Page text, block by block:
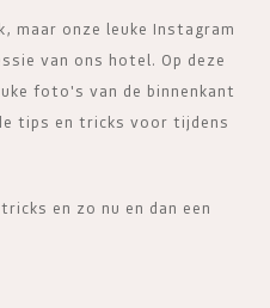
maar onze leuke Instagram
van ons hotel. Op deze
foto's van de binnenkant
tips en tricks voor tijdens
en zo nu en dan een